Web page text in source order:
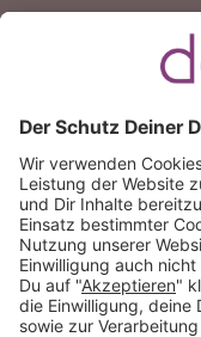
Du
Käuferschutz